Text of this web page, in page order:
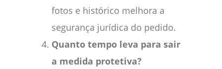
fotos e histórico melhora a
segurança jurídica do pedido.
Quanto tempo leva para sair
a medida protetiva?